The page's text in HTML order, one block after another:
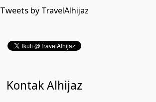
Tweets by TravelAlhijaz
Kontak Alhijaz